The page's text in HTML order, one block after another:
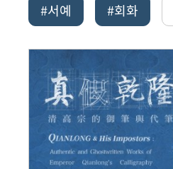
#서예
#회화